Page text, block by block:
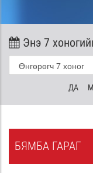
Энэ 7
ДА
БЯМБА ГАРАГ